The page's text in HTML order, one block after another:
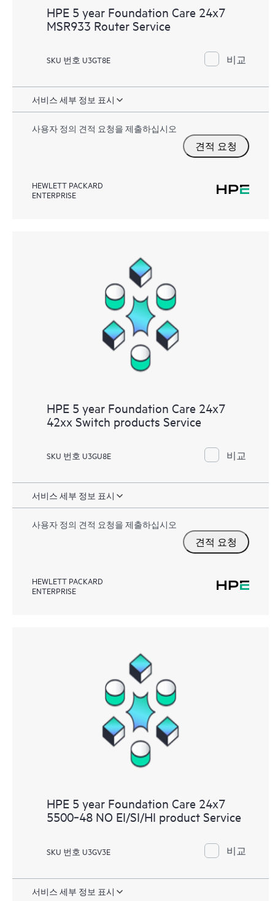
HPE 5 year Foundation Care 24x7
MSR933 Router Service
SKU 번호 U3GT8E 비교
서비스 세부 정보 표시
사용자 정의 견적 요청을 제출하십시오
견적 요청
HEWLETT PACKARD
ENTERPRISE
HPE 5 year Foundation Care 24x7
42xx Switch products Service
SKU 번호 U3GU8E 비교
서비스 세부 정보 표시
사용자 정의 견적 요청을 제출하십시오
견적 요청
HEWLETT PACKARD
ENTERPRISE
HPE 5 year Foundation Care 24x7
5500‑48 NO EI/SI/HI product Service
SKU 번호 U3GV3E 비교
서비스 세부 정보 표시